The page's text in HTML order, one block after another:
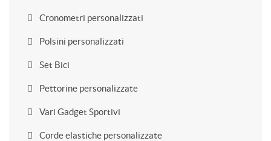
Cronometri personalizzati
Polsini personalizzati
Set Bici
Pettorine personalizzate
Vari Gadget Sportivi
Corde elastiche personalizzate